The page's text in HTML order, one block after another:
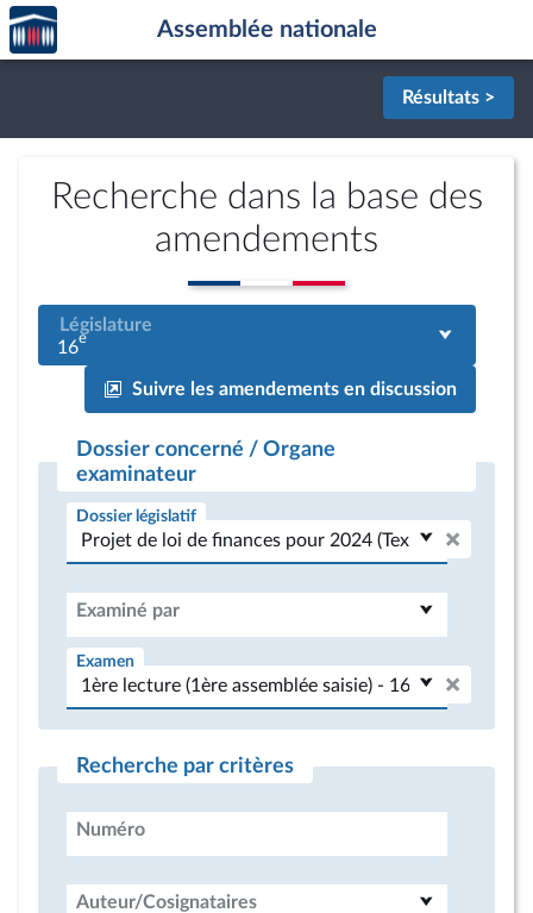
Aller au contenu
Aller en bas de la page
Accèder
à la
page
Assemblée nationale
Résultats >
Recherche dans la base des
amendements
Législature
16e
Suivre les amendements en discussion
Dossier concerné / Organe
examinateur
Dossier législatif
Examiné par
Examen
Recherche par critères
Numéro
Auteur/Cosignataires